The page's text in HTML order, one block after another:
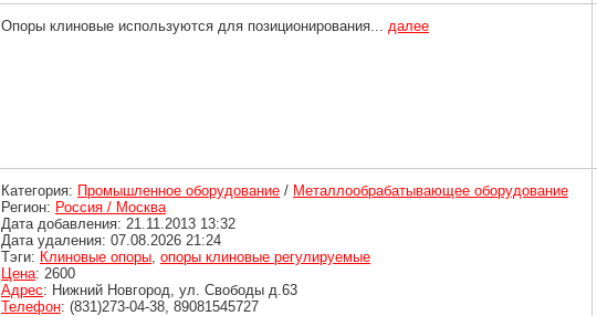
Опоры клиновые используются для позиционирования... далее
Категория: Промышленное оборудование / Металлообрабатывающее оборудование
Регион: Россия / Москва
Дата добавления: 21.11.2013 13:32
Дата удаления: 07.08.2026 21:24
Тэги: Клиновые опоры опоры клиновые регулируемые
Цена: 2600
Адрес: Нижний Новгород, ул. Свободы д.63
Телефон: (831)273-04-38, 89081545727